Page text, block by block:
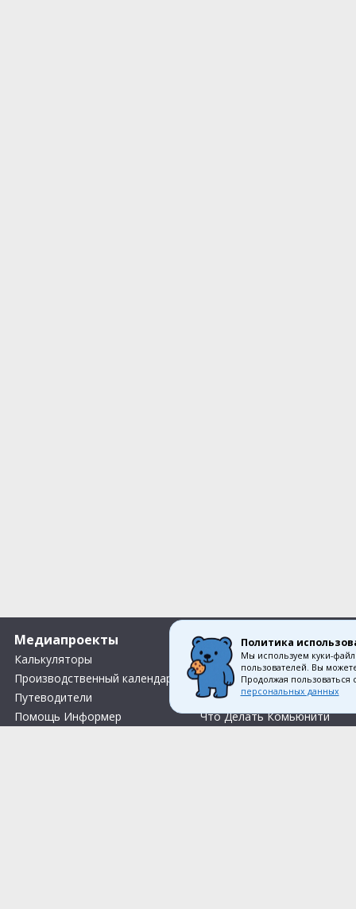
Медиапроекты
Калькуляторы
Производственный календарь
Путеводители
Помощь Информер
О компании
Вакансии
Контакты
О нас
Что Делать Комьюнити
Политика
Мы используем куки-
пользователей. Вы
Продолжая
персональных данных